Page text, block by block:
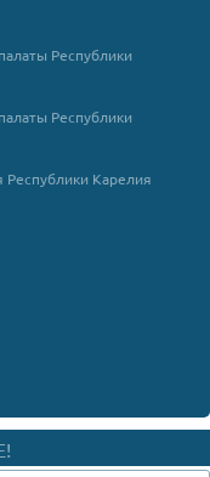
Республики
Республики
Карелия